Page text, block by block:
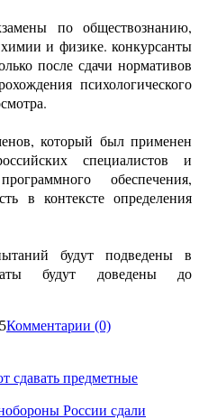
по обществознанию,
и физике. конкурсанты
после сдачи нормативов
психологического
который был применен
специалистов и
обеспечения,
в контексте определения
будут подведены в
будут доведены до
Комментарии (0)
сдавать предметные
России сдали